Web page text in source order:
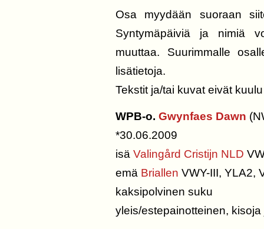
Osa myydään suoraan
Syntymäpäiviä ja nimiä
muuttaa. Suurimmalle
lisätietoja.
Tekstit ja/tai kuvat eivät
WPB-o. Gwynfaes Dawn
*30.06.2009
isä Valingård Cristijn NLD
emä Briallen VWY-III, YLA2,
kaksipolvinen suku
yleis/estepainotteinen,